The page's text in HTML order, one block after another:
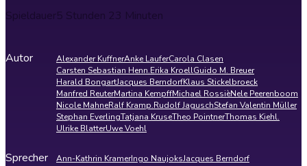
Spieldauer5 Stunden 23 Minuten
Autor Alexander KuffnerAnke LauferCarola Clasen
Carsten Sebastian Henn.Erika KroellGuido M. Breuer
Harald BongartJacques BerndorfKlaus Stickelbroeck
Manfred ReuterMartina KempffMichael RossièNele Peerenboom
Nicole MahneRalf Kramp.Rudolf JaguschStefan Valentin Müller
Stephan EverlingTatjana KruseTheo PointnerThomas Kiehl.
Ulrike BlatterUwe Voehl
Sprecher Ann-Kathrin KramerIngo NaujoksJacques Berndorf